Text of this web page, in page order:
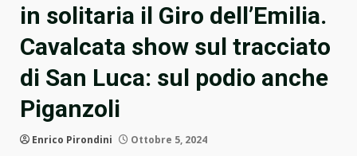
in solitaria il Giro dell’Emilia.
Cavalcata show sul tracciato
di San Luca: sul podio anche
Piganzoli
Enrico Pirondini Ottobre 5, 2024